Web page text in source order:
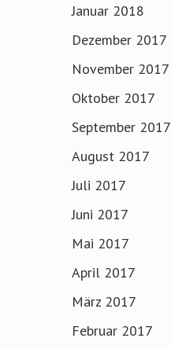
Januar 2018
Dezember 2017
November 2017
Oktober 2017
September 2017
August 2017
Juli 2017
Juni 2017
Mai 2017
April 2017
März 2017
Februar 2017